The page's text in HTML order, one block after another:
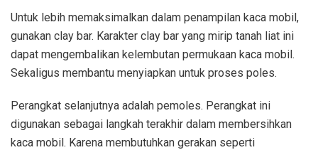
Untuk lebih memaksimalkan dalam penampilan kaca mobil,
gunakan clay bar. Karakter clay bar yang mirip tanah liat ini
dapat mengembalikan kelembutan permukaan kaca mobil.
Sekaligus membantu menyiapkan untuk proses poles.
Perangkat selanjutnya adalah pemoles. Perangkat ini
digunakan sebagai langkah terakhir dalam membersihkan
kaca mobil. Karena membutuhkan gerakan seperti